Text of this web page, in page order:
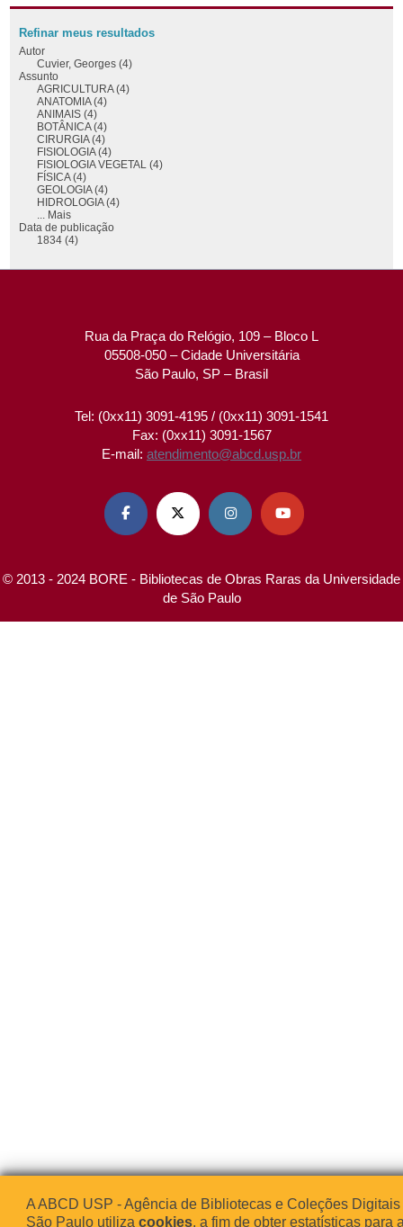
Refinar meus resultados
Autor
Cuvier, Georges (4)
Assunto
AGRICULTURA (4)
ANATOMIA (4)
ANIMAIS (4)
BOTÂNICA (4)
CIRURGIA (4)
FISIOLOGIA (4)
FISIOLOGIA VEGETAL (4)
FÍSICA (4)
GEOLOGIA (4)
HIDROLOGIA (4)
... Mais
Data de publicação
1834 (4)
Rua da Praça do Relógio, 109 – Bloco L
05508-050 – Cidade Universitária
São Paulo, SP – Brasil
Tel: (0xx11) 3091-4195 / (0xx11) 3091-1541
Fax: (0xx11) 3091-1567
E-mail: atendimento@abcd.usp.br
   
© 2013 - 2024 BORE - Bibliotecas de Obras Raras da Universidade
de São Paulo
A ABCD USP - Agência de Bibliotecas e Coleções
São Paulo utiliza cookies, a fim de obter estatísticas para